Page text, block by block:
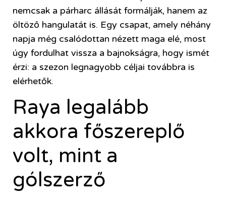
nemcsak a párharc állását formálják, hanem az
öltöző hangulatát is. Egy csapat, amely néhány
napja még csalódottan nézett maga elé, most
úgy fordulhat vissza a bajnokságra, hogy ismét
érzi: a szezon legnagyobb céljai továbbra is
elérhetők.
Raya legalább
akkora főszereplő
volt, mint a
gólszerző